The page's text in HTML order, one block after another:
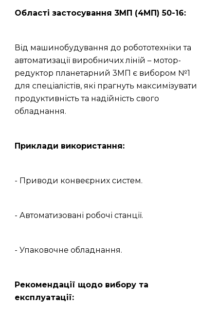
Області застосування 3МП (4МП) 50-16:
Від машинобудування до робототехніки та
автоматизації виробничих ліній – мотор-
редуктор планетарний 3МП є вибором №1
для спеціалістів, які прагнуть максимізувати
продуктивність та надійність свого
обладнання.
Приклади використання:
- Приводи конвеєрних систем.
- Автоматизовані робочі станції.
- Упаковочне обладнання.
Рекомендації щодо вибору та
експлуатації: